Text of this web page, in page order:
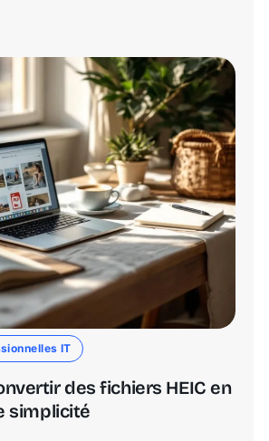
IT
des fichiers HEIC en
simplicité